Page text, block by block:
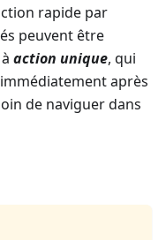
rapide par
peuvent être
action unique, qui
après
de naviguer dans